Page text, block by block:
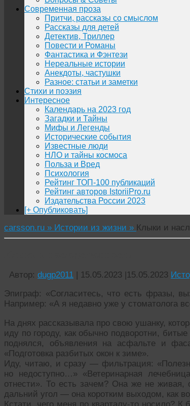
Современная проза
Притчи, рассказы со смыслом
Рассказы для детей
Детектив, Триллер
Повести и Романы
Фантастика и Фэнтези
Нереальные истории
Анекдоты, частушки
Разное: статьи и заметки
Стихи и поэзия
Интересное
Календарь на 2023 год
Загадки и Тайны
Мифы и Легенды
Исторические события
Известные люди
НЛО и тайны космоса
Польза и Вред
Психология
Рейтинг ТОП-100 публикаций
Рейтинг авторов IstoriiPro.ru
Издательства России 2023
[+ Опубликовать]
carsson.ru » Истории из жизни » Клыки и
Автор: dugp2011 | 15.05.2023 |15.05.2023
Эпиграф: «Согласитесь, что есть фразы,
Например: «А я недавно уже у стоматолога
На днях рассказывала про свою ушанку,
иду по городу, как обычно подворотни,
поднялся, объявления на асфальте и
«Подготовка разбитых окон к зиме».
Иду, читаю, и сразу — фильтрация:
но недоступно…» «Ветеринарная
отнести». То есть зачем? Она же не
дальний угол — она коротким выходом, как